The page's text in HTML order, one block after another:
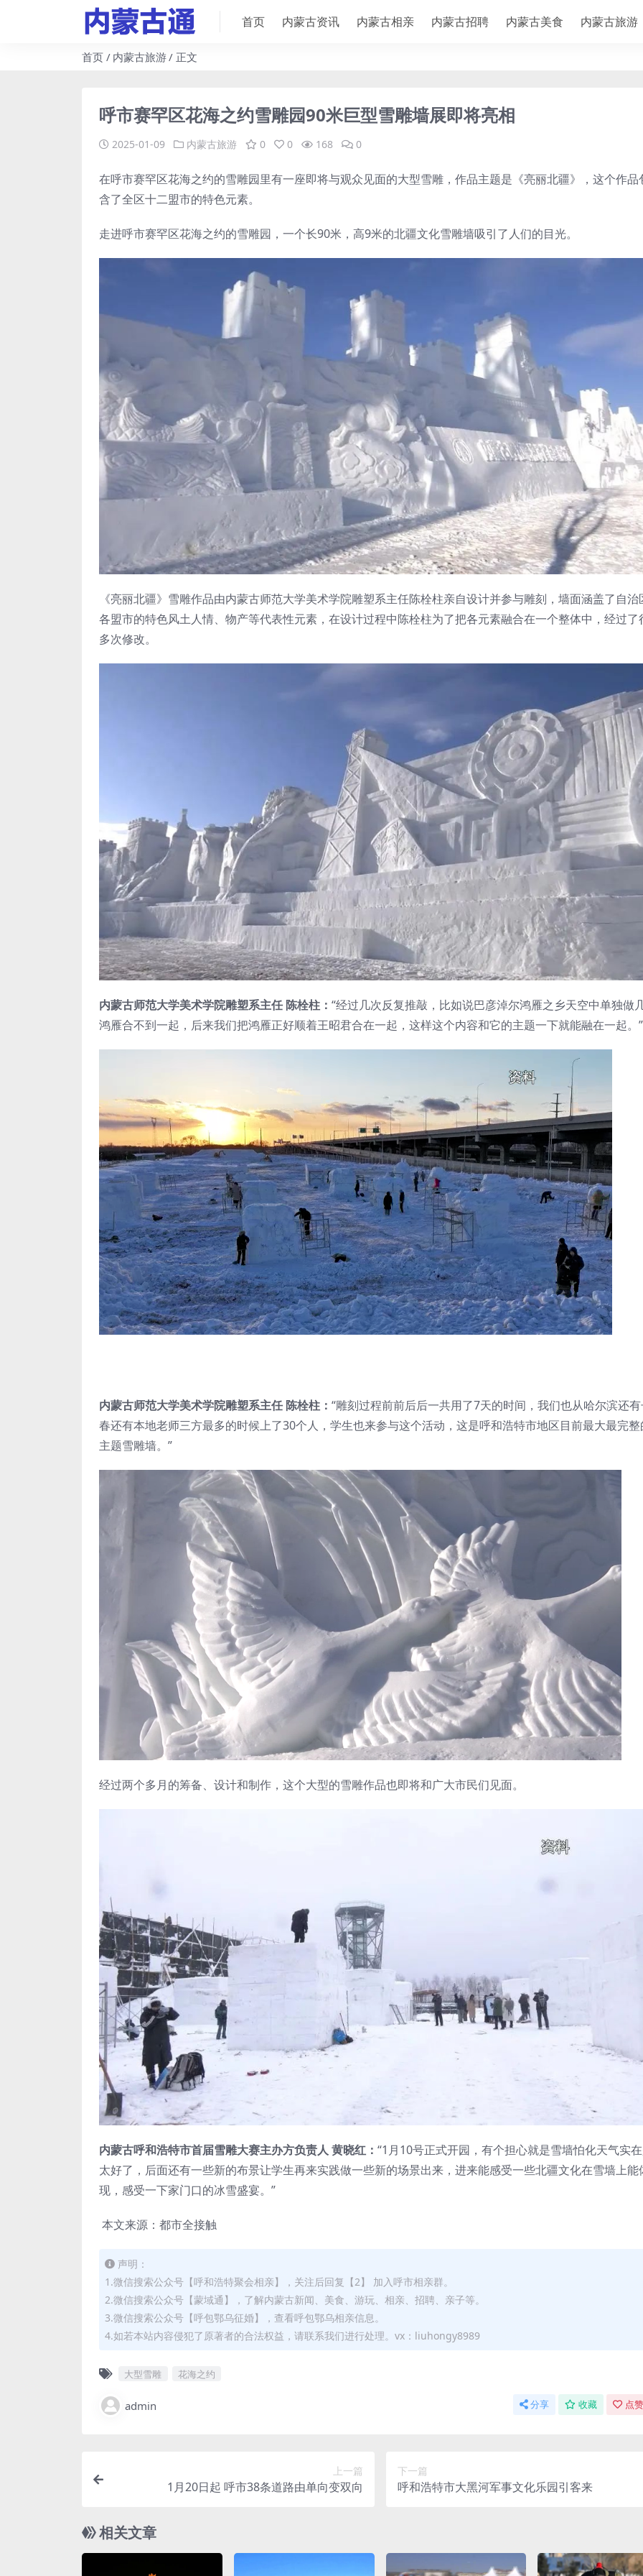
首页 内蒙古资讯 内蒙古相亲 内蒙古招聘 内蒙古美食 内蒙古旅游
首页 内蒙古旅游 正文
呼市赛罕区花海之约雪雕园90米巨型雪雕墙展即将亮相
2025-01-09 内蒙古旅游 0 0 168 0
在呼市赛罕区花海之约的雪雕园里有一座即将与观众见面的大型雪雕，作品主题是《亮丽北疆》，这个作品
含了全区十二盟市的特色元素。
走进呼市赛罕区花海之约的雪雕园，一个长90米，高9米的北疆文化雪雕墙吸引了人们的目光。
《亮丽北疆》雪雕作品由内蒙古师范大学美术学院雕塑系主任陈栓柱亲自设计并参与雕刻，墙面涵盖了自治
各盟市的特色风土人情、物产等代表性元素，在设计过程中陈栓柱为了把各元素融合在一个整体中，经过了
多次修改。
内蒙古师范大学美术学院雕塑系主任 陈栓柱： “经过几次反复推敲，比如说巴彦淖尔鸿雁之乡天空中单独做
鸿雁合不到一起，后来我们把鸿雁正好顺着王昭君合在一起，这样这个内容和它的主题一下就能融在一起。”
内蒙古师范大学美术学院雕塑系主任 陈栓柱： “雕刻过程前前后后一共用了7天的时间，我们也从哈尔滨还
春还有本地老师三方最多的时候上了30个人，学生也来参与这个活动，这是呼和浩特市地区目前最大最完整
主题雪雕墙。”
经过两个多月的筹备、设计和制作，这个大型的雪雕作品也即将和广大市民们见面。
内蒙古呼和浩特市首届雪雕大赛主办方负责人 黄晓红： “1月10号正式开园，有个担心就是雪墙怕化天气实
太好了，后面还有一些新的布景让学生再来实践做一些新的场景出来，进来能感受一些北疆文化在雪墙上能
现，感受一下家门口的冰雪盛宴。”
本文来源：都市全接触
声明：
1.微信搜索公众号【呼和浩特聚会相亲】，关注后回复【2】 加入呼市相亲群。
2.微信搜索公众号【蒙域通】，了解内蒙古新闻、美食、游玩、相亲、招聘、亲子等。
3.微信搜索公众号【呼包鄂乌征婚】，查看呼包鄂乌相亲信息。
4.如若本站内容侵犯了原著者的合法权益，请联系我们进行处理。vx：liuhongy8989
大型雪雕 花海之约
admin 分享 收藏 点
上一篇
1月20日起 呼市38条道路由单向变双向
下一篇
呼和浩特市大黑河军事文化乐园引客来
相关文章